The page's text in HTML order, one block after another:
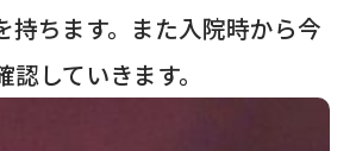
持ちます。また入院時から今
していきます。